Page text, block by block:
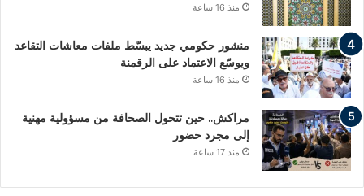
منذ 16 ساعة
منشور حكومي جديد يبسّط ملفات معاشات التقاعد
ويوسّع الاعتماد على الرقمنة
منذ 16 ساعة
مراكش.. حين تتحول الصحافة من مسؤولية مهنية
إلى مجرد حضور
منذ 17 ساعة